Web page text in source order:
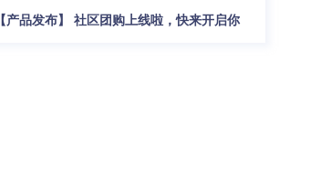
【产品发布】 社区团购上线啦，快来开启你